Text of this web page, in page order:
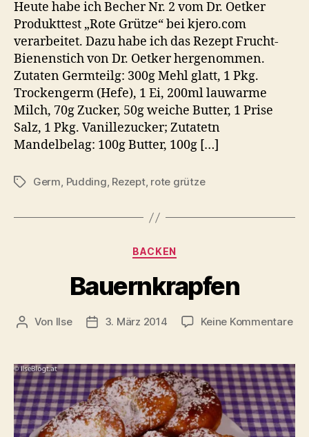
Heute habe ich Becher Nr. 2 vom Dr. Oetker
Produkttest „Rote Grütze“ bei kjero.com
verarbeitet. Dazu habe ich das Rezept Frucht-
Bienenstich von Dr. Oetker hergenommen.
Zutaten Germteilg: 300g Mehl glatt, 1 Pkg.
Trockengerm (Hefe), 1 Ei, 200ml lauwarme
Milch, 70g Zucker, 50g weiche Butter, 1 Prise
Salz, 1 Pkg. Vanillezucker; Zutatetn
Mandelbelag: 100g Butter, 100g […]
Schlagwörter
Germ, Pudding, Rezept, rote grütze
Kategorien
BACKEN
Bauernkrapfen
Beitragsautor
Von Ilse Beitragsdatum
3. März 2014 Keine Kommentarezu